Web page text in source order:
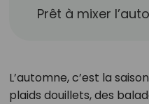
Prêt à mixer
L’automne, c’est la
plaids douillets, des